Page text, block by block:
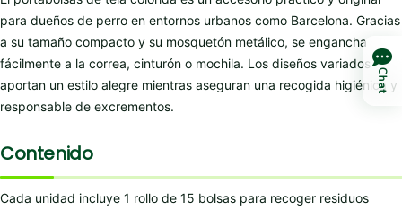
para dueños de perro en entornos urbanos como Barcelona. Gracias
a su tamaño compacto y su mosquetón metálico, se engancha
fácilmente a la correa, cinturón o mochila. Los diseños variados
aportan un estilo alegre mientras aseguran una recogida higiénica y
responsable de excrementos.
Contenido
Cada unidad incluye 1 rollo de 15 bolsas para recoger residuos
Chat